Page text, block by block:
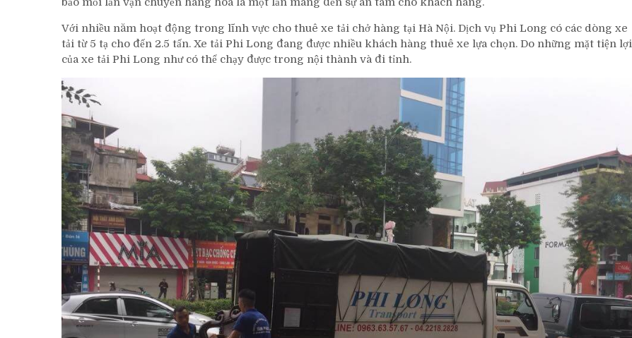
Với nhiều năm hoạt động trong lĩnh vực cho thuê xe tải chở hàng tại Hà Nội. Dịch vụ Phi Long có các dòng xe
tải từ 5 tạ cho đến 2.5 tấn. Xe tải Phi Long đang được nhiều khách hàng thuê xe lựa chọn. Do những mặt tiện lợi
của xe tải Phi Long như có thể chạy được trong nội thành và đi tỉnh.